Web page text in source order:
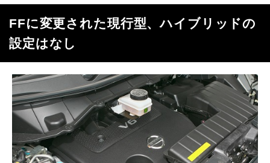
FFに変更された現行型、ハイブリッドの
設定はなし